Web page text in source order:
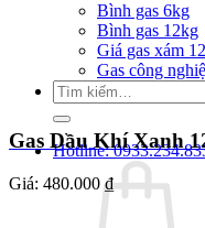
Bình gas 6kg
Bình gas 12kg
Giá gas xám
Gas công
Tìm
kiếm:
Hotline:
Gas Dầu Khí Xanh
Giá: 480.000 ₫